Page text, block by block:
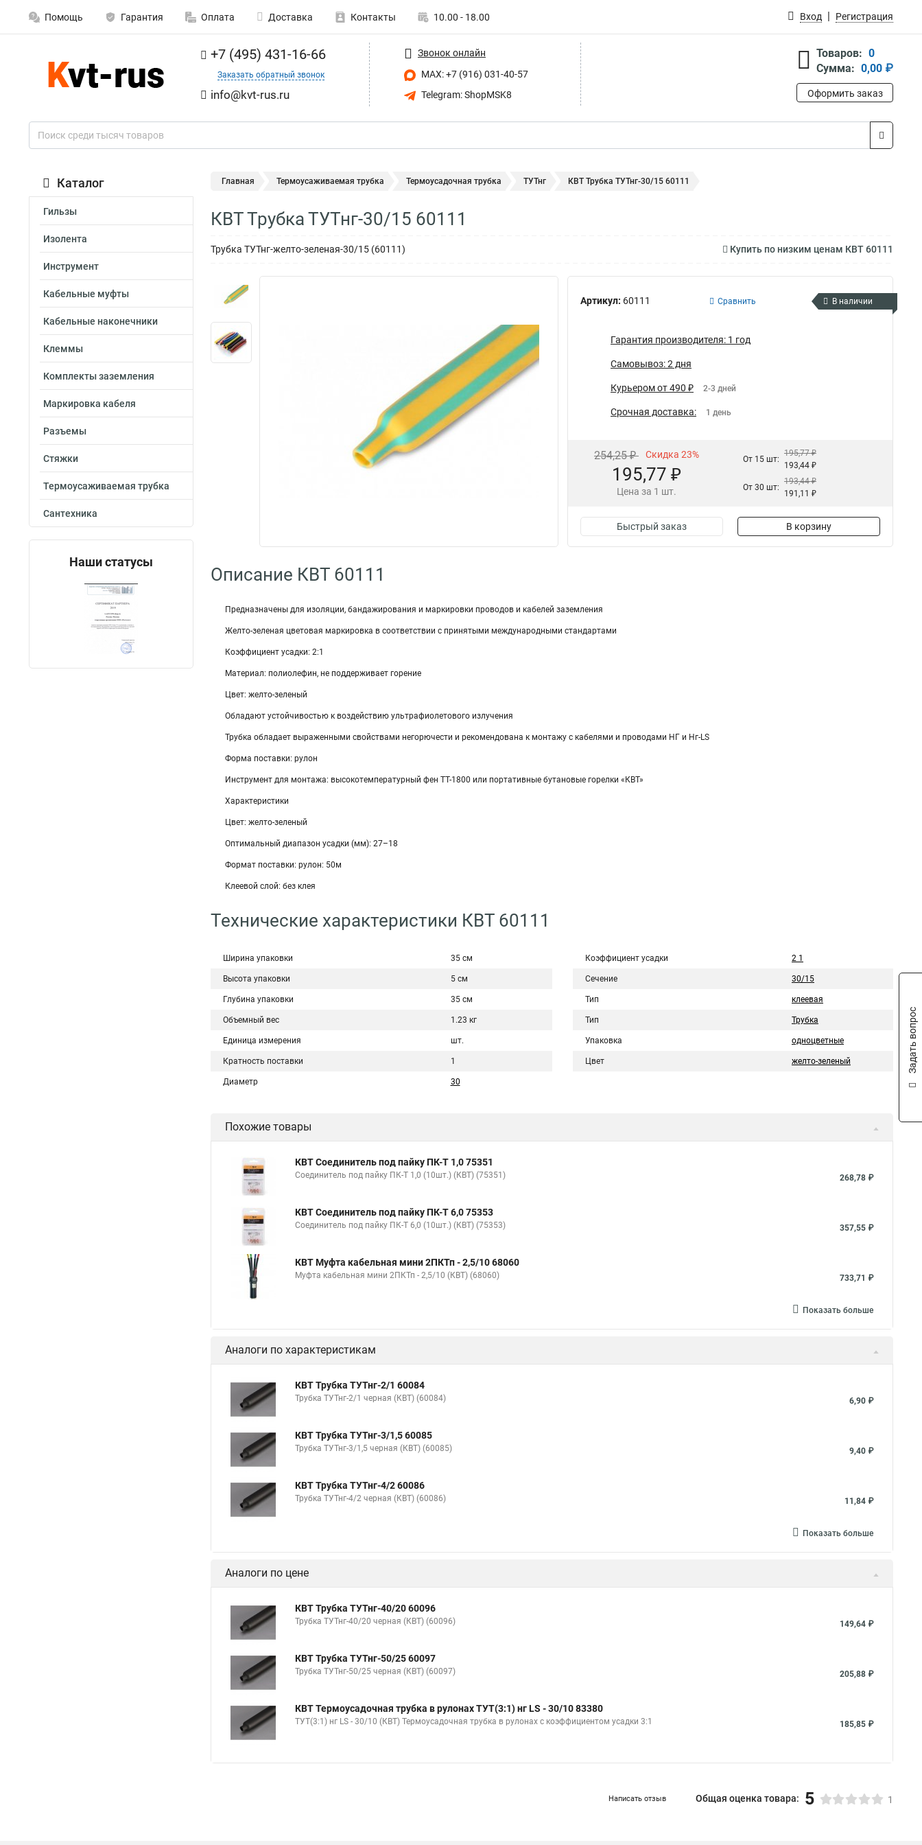
Помощь Гарантия Оплата Доставка Контакты 10.00 - 18.00 Вход Регистрация
+7 (495) 431-16-66
Заказать обратный звонок
info@kvt-rus.ru
Звонок онлайн
MAX: +7 (916) 031-40-57
Telegram: ShopMSK8
Товаров: 0
Сумма: 0,00 ₽
Оформить заказ
Каталог
Гильзы
Изолента
Инструмент
Кабельные муфты
Кабельные наконечники
Клеммы
Комплекты заземления
Маркировка кабеля
Разъемы
Стяжки
Термоусаживаемая трубка
Сантехника
Наши статусы
Главная Термоусаживаемая трубка Термоусадочная трубка ТУТнг КВТ Трубка ТУТнг-30/15 60111
КВТ Трубка ТУТнг-30/15 60111
Трубка ТУТнг-желто-зеленая-30/15 (60111) Купить по низким ценам КВТ 60111
Артикул: 60111 Сравнить В наличии
Гарантия производителя: 1 год
Самовывоз: 2 дня
Курьером от 490 ₽ 2-3 дней
Срочная доставка: 1 день
254,25 ₽ Скидка 23%
195,77 ₽
Цена за 1 шт.
От 15 шт:
195,77 ₽
193,44 ₽
От 30 шт:
193,44 ₽
191,11 ₽
Быстрый заказ В корзину
Описание КВТ 60111
Предназначены для изоляции, бандажирования и маркировки проводов и кабелей заземления
Желто-зеленая цветовая маркировка в соответствии с принятыми международными стандартами
Коэффициент усадки: 2:1
Материал: полиолефин, не поддерживает горение
Цвет: желто-зеленый
Обладают устойчивостью к воздействию ультрафиолетового излучения
Трубка обладает выраженными свойствами негорючести и рекомендована к монтажу с кабелями и проводами НГ и Нг-LS
Форма поставки: рулон
Инструмент для монтажа: высокотемпературный фен ТТ-1800 или портативные бутановые горелки «КВТ»
Характеристики
Цвет: желто-зеленый
Оптимальный диапазон усадки (мм): 27–18
Формат поставки: рулон: 50м
Клеевой слой: без клея
Технические характеристики КВТ 60111
Ширина упаковки 35 см
Высота упаковки 5 см
Глубина упаковки 35 см
Объемный вес 1.23 кг
Единица измерения шт.
Кратность поставки 1
Диаметр 30
Коэффициент усадки 2 1
Сечение 30/15
Тип клеевая
Тип Трубка
Упаковка одноцветные
Цвет желто-зеленый
Похожие товары
КВТ Соединитель под пайку ПК-Т 1,0 75351
Соединитель под пайку ПК-Т 1,0 (10шт.) (КВТ) (75351) 268,78 ₽
КВТ Соединитель под пайку ПК-Т 6,0 75353
Соединитель под пайку ПК-Т 6,0 (10шт.) (КВТ) (75353) 357,55 ₽
КВТ Муфта кабельная мини 2ПКТп - 2,5/10 68060
Муфта кабельная мини 2ПКТп - 2,5/10 (КВТ) (68060) 733,71 ₽
Показать больше
Аналоги по характеристикам
КВТ Трубка ТУТнг-2/1 60084
Трубка ТУТнг-2/1 черная (КВТ) (60084) 6,90 ₽
КВТ Трубка ТУТнг-3/1,5 60085
Трубка ТУТнг-3/1,5 черная (КВТ) (60085) 9,40 ₽
КВТ Трубка ТУТнг-4/2 60086
Трубка ТУТнг-4/2 черная (КВТ) (60086) 11,84 ₽
Показать больше
Аналоги по цене
КВТ Трубка ТУТнг-40/20 60096
Трубка ТУТнг-40/20 черная (КВТ) (60096) 149,64 ₽
КВТ Трубка ТУТнг-50/25 60097
Трубка ТУТнг-50/25 черная (КВТ) (60097) 205,88 ₽
КВТ Термоусадочная трубка в рулонах ТУТ(3:1) нг LS - 30/10 83380
ТУТ(3:1) нг LS - 30/10 (КВТ) Термоусадочная трубка в рулонах с коэффициентом усадки 3:1 185,85 ₽
Написать отзыв Общая оценка товара: 5 1
Задать вопрос